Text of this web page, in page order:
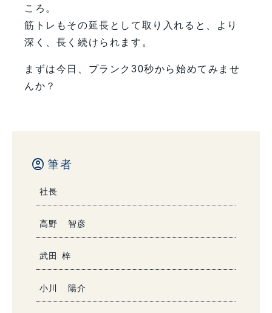
ころ。
筋トレもその延長として取り入れると、より
深く、長く続けられます。
まずは今日、プランク30秒から始めてみませ
んか？
account_circle 筆者
社長
高野 智彦
武田 梓
小川 陽介